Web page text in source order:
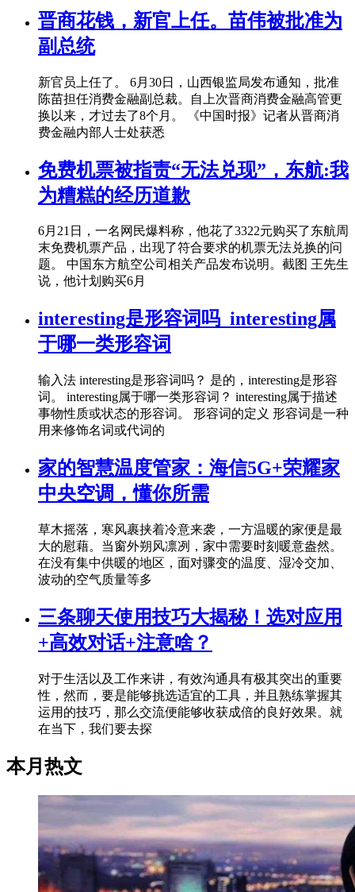
晋商花钱，新官上任。苗伟被批准为
副总统
新官员上任了。 6月30日，山西银监局发布通知，批准
陈苗担任消费金融副总裁。自上次晋商消费金融高管更
换以来，才过去了8个月。 《中国时报》记者从晋商消
费金融内部人士处获悉
免费机票被指责“无法兑现”，东航:我
为糟糕的经历道歉
6月21日，一名网民爆料称，他花了3322元购买了东航周
末免费机票产品，出现了符合要求的机票无法兑换的问
题。 中国东方航空公司相关产品发布说明。截图 王先生
说，他计划购买6月
interesting是形容词吗_interesting属
于哪一类形容词
输入法 interesting是形容词吗？ 是的，interesting是形容
词。 interesting属于哪一类形容词？ interesting属于描述
事物性质或状态的形容词。 形容词的定义 形容词是一种
用来修饰名词或代词的
家的智慧温度管家：海信5G+荣耀家
中央空调，懂你所需
草木摇落，寒风裹挟着冷意来袭，一方温暖的家便是最
大的慰藉。当窗外朔风凛冽，家中需要时刻暖意盎然。
在没有集中供暖的地区，面对骤变的温度、湿冷交加、
波动的空气质量等多
三条聊天使用技巧大揭秘！选对应用
+高效对话+注意啥？
对于生活以及工作来讲，有效沟通具有极其突出的重要
性，然而，要是能够挑选适宜的工具，并且熟练掌握其
运用的技巧，那么交流便能够收获成倍的良好效果。就
在当下，我们要去探
本月热文